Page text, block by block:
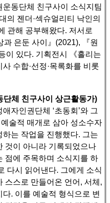
동단체 친구사이 소식지팀
의 젠더·섹슈얼리티 낙인의
관해 공부해왔다. 저서로
과 은둔 사이』(2021), 『원
이 있다. 기획전시 《흘리는
수합·선정·목록화를 비롯
단체 친구사이 상근활동가)
자인권단체 ‘초동회’와 그
술적 매개로 삼아 성소수자
는 작업을 진행했다. 그는
것이 아니라 기록되었으나
점에 주목하며 소식지를 하
다시 읽어낸다. 그에게 소식
스스로 만들어온 언어, 서체,
다. 이를 예술적 형식으로 변